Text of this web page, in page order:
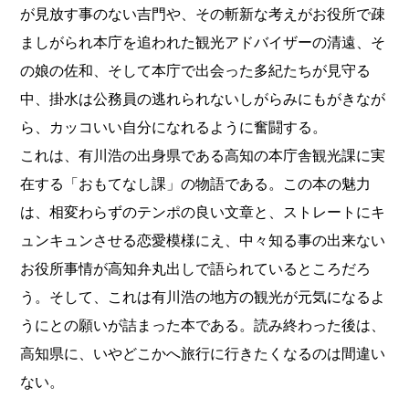
が見放す事のない吉門や、その斬新な考えがお役所で疎
ましがられ本庁を追われた観光アドバイザーの清遠、そ
の娘の佐和、そして本庁で出会った多紀たちが見守る
中、掛水は公務員の逃れられないしがらみにもがきなが
ら、カッコいい自分になれるように奮闘する。
これは、有川浩の出身県である高知の本庁舎観光課に実
在する「おもてなし課」の物語である。この本の魅力
は、相変わらずのテンポの良い文章と、ストレートにキ
ュンキュンさせる恋愛模様にえ、中々知る事の出来ない
お役所事情が高知弁丸出しで語られているところだろ
う。そして、これは有川浩の地方の観光が元気になるよ
うにとの願いが詰まった本である。読み終わった後は、
高知県に、いやどこかへ旅行に行きたくなるのは間違い
ない。